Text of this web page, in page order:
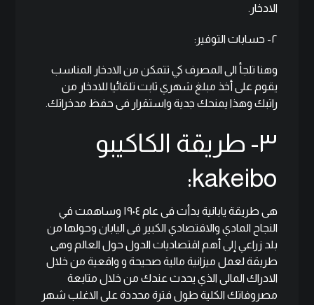
الادخار.
٢- حسابات التوفير:
وهنا تلجأ الى المصرف كي تتمكن من الادخار المناسب
يقوم على أخذ مبلغ شهري ثابت تلقائيا للادخار من
راتبك وهذا يمنحك جدية واستقرار فى حفظ مدخراتك.
٣- طريقة الكاكيبو
kakeibo:
هى طريقة يابانية بدأت فى عام ١٩٠٤ وساهمت في
النجاح المادي والاقتصادي الكبير فى اليابان وحولها من
بلد زراعي إلى أهم اقتصاديات الدول حول العالم وهى
طريقة لعمل ميزانية مالية صحيحة و واقعية من خلال
الادراك المالى الذي يحدث عندك من خلال متابعة
مصروفاتك الكلية طول فترة محددة على الاغلب شهر